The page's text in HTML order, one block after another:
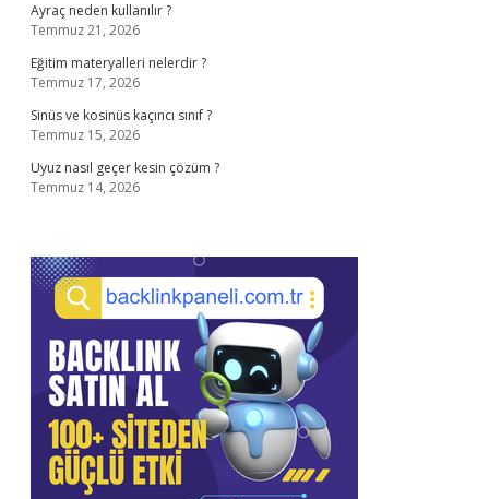
Ayraç neden kullanılır ?
Temmuz 21, 2026
Eğitim materyalleri nelerdir ?
Temmuz 17, 2026
Sinüs ve kosinüs kaçıncı sınıf ?
Temmuz 15, 2026
Uyuz nasıl geçer kesin çözüm ?
Temmuz 14, 2026